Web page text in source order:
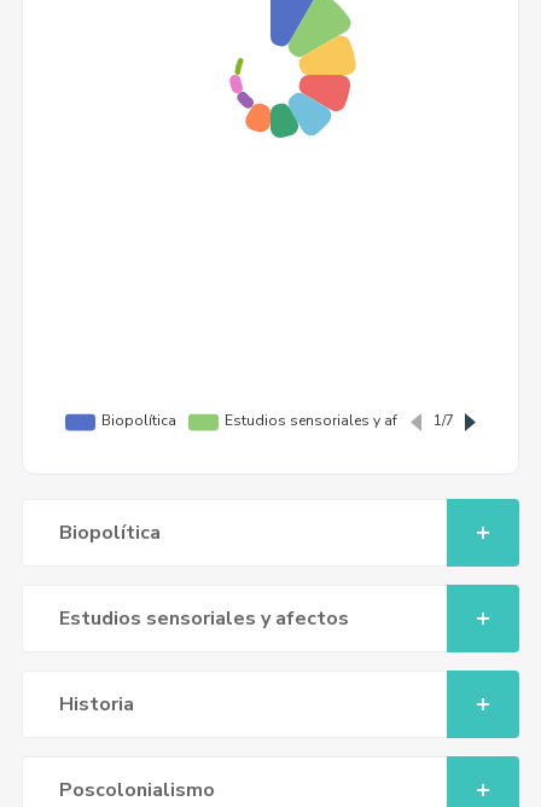
Biopolítica
Estudios sensoriales y afectos
Historia
Poscolonialismo